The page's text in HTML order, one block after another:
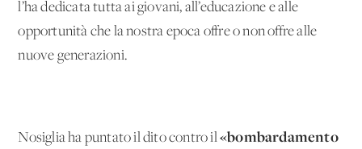
l’ha dedicata tutta ai giovani, all’educazione e alle
opportunità che la nostra epoca offre o non offre alle
nuove generazioni.
Nosiglia ha puntato il dito contro il«bombardamento